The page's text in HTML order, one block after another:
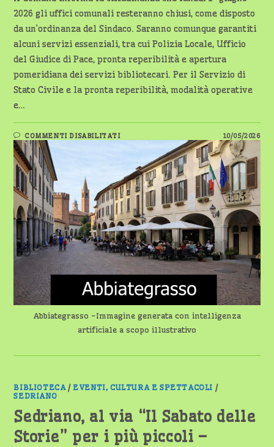
2026 gli uffici comunali resteranno chiusi, come disposto
da un’ordinanza del Sindaco. Saranno comunque garantiti
alcuni servizi essenziali, tra cui Polizia Locale, Ufficio
del Giudice di Pace, pronta reperibilità e apertura
pomeridiana dei servizi bibliotecari. Per il Servizio di
Stato Civile e la pronta reperibilità, modalità operative
e…
COMMENTI DISABILITATISU
ABBIATEGRASSO
COMUNALI
CHIUSI
IL
1°
GIUGNO
2026
10/05/2026
Abbiategrasso -Immagine generata con intelligenza
artificiale a scopo illustrativo
BIBLIOTECA/ EVENTI, CULTURA E SPETTACOLI /
SEDRIANO
Sedriano, al via “Il Sabato delle
Storie” per i più piccoli –